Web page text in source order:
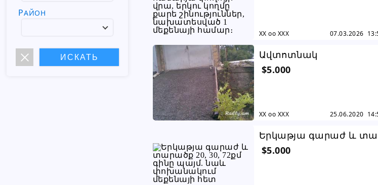
РАЙОН
XX oo XXX 07.03.2026
Ավտոտնակ
$5.000
XX oo XXX 25.06.2020
Երկաթյա գարաժ և
պայմ. նաև
$5.000